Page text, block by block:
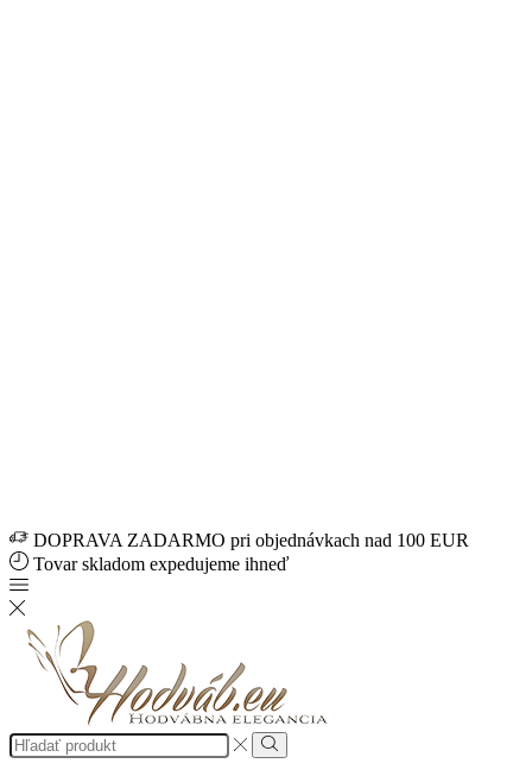
DOPRAVA ZADARMO pri objednávkach nad 100 EUR
Tovar skladom expedujeme ihneď
Search
input
Search